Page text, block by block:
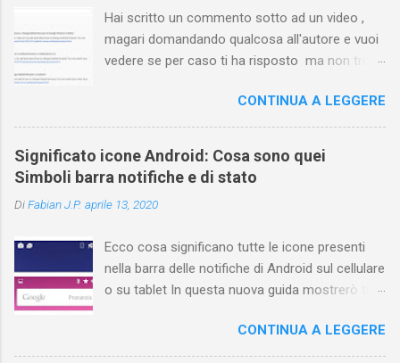
Hai scritto un commento sotto ad un video ,
magari domandando qualcosa all'autore e vuoi
vedere se per caso ti ha risposto ma non trovi
nessuna voce del tipo " cronologia commenti
YouTube " o cose simili? Vuoi sapere come
farlo sia se accedi dal tuo computer (PC/Mac)
oppure tramite smartphone (Android o iPhone)
trovare i propri commenti di YouTube , ossia
Ovviamente la risposta é positiva ma mi ci è
voluto un bel po' di tempo prima di trovare
questa funzione di YouTube perché è anche
chiamare questo "posto". Vediamo quindi
CONTINUA A LEGGERE
Significato icone Android: Cosa sono quei
Simboli barra notifiche e di stato
DiFabian J.P. aprile 13, 2020
Ecco cosa significano tutte le icone presenti
nella barra delle notifiche di Android sul cellulare
o su tablet In questa nuova guida mostrerò tutti
mostrati sul display nella parte superiore e
cosa ognuno di essi significa . La barra di stato
CONTINUA A LEGGERE